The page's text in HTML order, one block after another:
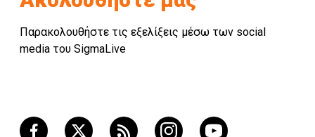
Παρακολουθήστε τις εξελίξεις μέσω των social
media του SigmaLive